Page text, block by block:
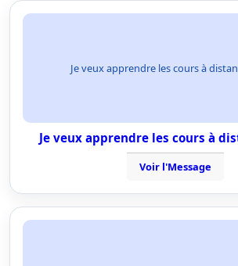
Je veux apprendre les cours à
Je veux apprendre les cours à
Voir l'Message